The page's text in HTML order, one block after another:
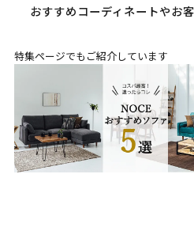
おすすめコーディネートやお
特集ページでもご紹介しています